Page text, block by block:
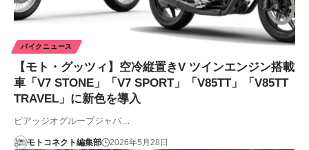
バイクニュース
【モト・グッツィ】空冷縦置きV ツインエンジン搭載
車「V7 STONE」「V7 SPORT」「V85TT」「V85TT
TRAVEL」に新色を導入
ピアッジオグループジャパ…
モトコネクト編集部 2026年5月28日